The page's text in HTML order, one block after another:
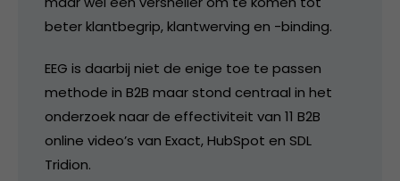
beter klantbegrip, klantwerving en -binding.
EEG is daarbij niet de enige toe te passen
methode in B2B maar stond centraal in het
onderzoek naar de effectiviteit van 11 B2B
online video’s van Exact, HubSpot en SDL
Tridion.